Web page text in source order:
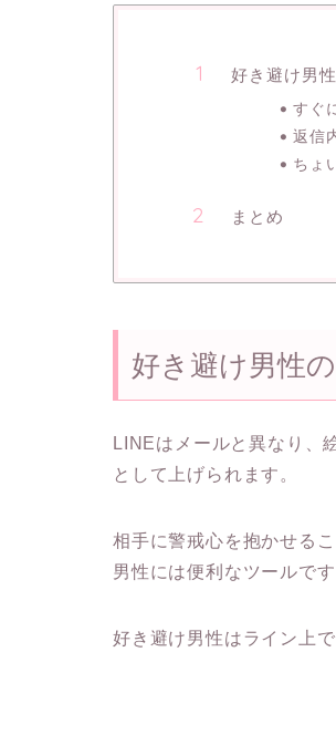
好き避け男
すぐ
返信
ちょ
まとめ
好き避け男性
LINEはメールと異なり、
として上げられます。
相手に警戒心を抱かせる
男性には便利なツールです
好き避け男性はライン上